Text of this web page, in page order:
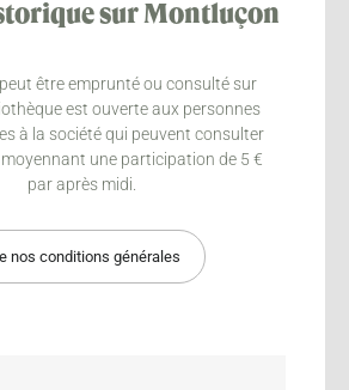
sur Montluçon
être emprunté ou consulté sur
est ouverte aux personnes
à la société qui peuvent consulter
moyennant une participation de 5 €
par après midi.
nos conditions générales